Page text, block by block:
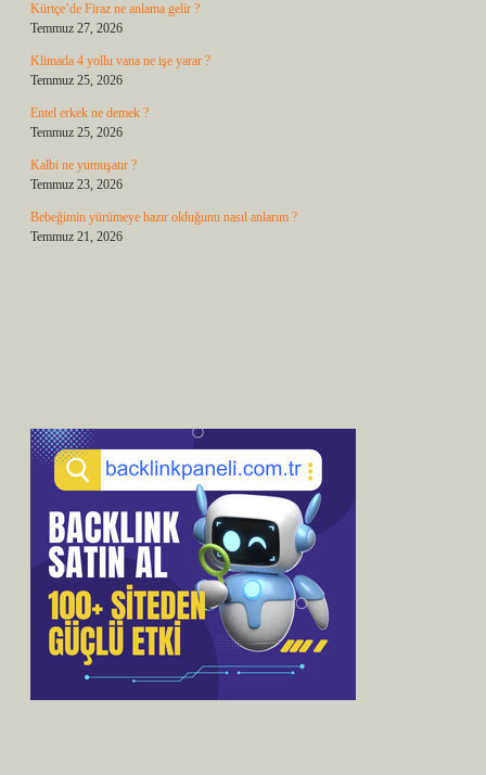
Kürtçe’de Firaz ne anlama gelir ?
Temmuz 27, 2026
Klimada 4 yollu vana ne işe yarar ?
Temmuz 25, 2026
Entel erkek ne demek ?
Temmuz 25, 2026
Kalbi ne yumuşatır ?
Temmuz 23, 2026
Bebeğimin yürümeye hazır olduğunu nasıl anlarım ?
Temmuz 21, 2026